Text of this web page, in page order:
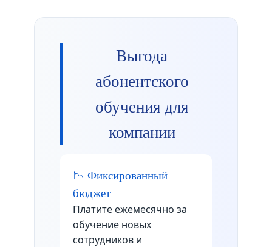
Выгода
абонентского
обучения для
компании
📉 Фиксированный
бюджет
Платите ежемесячно за
обучение новых
сотрудников и